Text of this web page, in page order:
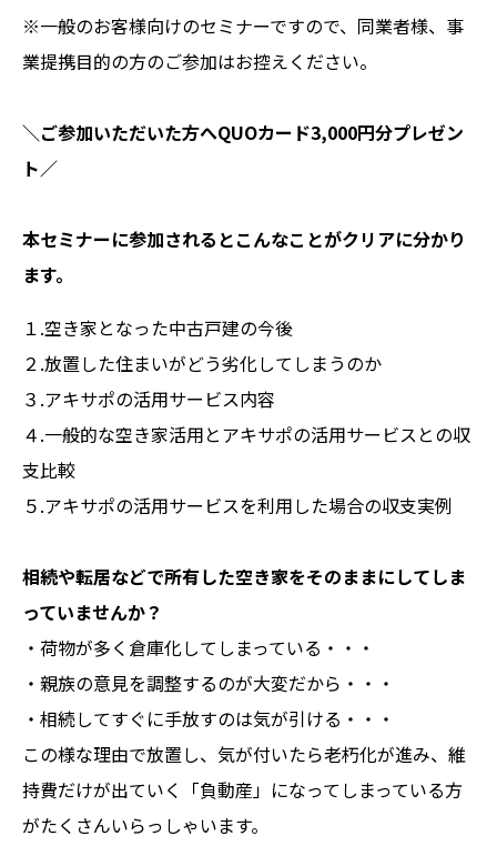
※一般のお客様向けのセミナーですので、同業者様、事
業提携目的の方のご参加はお控えください。
＼ご参加いただいた方へQUOカード3,000円分プレゼン
ト／
本セミナーに参加されるとこんなことがクリアに分かり
ます。
１.空き家となった中古戸建の今後
２.放置した住まいがどう劣化してしまうのか
３.アキサポの活用サービス内容
４.一般的な空き家活用とアキサポの活用サービスとの収
支比較
５.アキサポの活用サービスを利用した場合の収支実例
相続や転居などで所有した空き家をそのままにしてしま
っていませんか？
・荷物が多く倉庫化してしまっている・・・
・親族の意見を調整するのが大変だから・・・
・相続してすぐに手放すのは気が引ける・・・
この様な理由で放置し、気が付いたら老朽化が進み、維
持費だけが出ていく「負動産」になってしまっている方
がたくさんいらっしゃいます。